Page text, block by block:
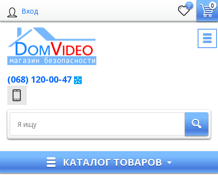
Вход
0 0
(068) 120-00-47
КАТАЛОГ ТОВАРОВ